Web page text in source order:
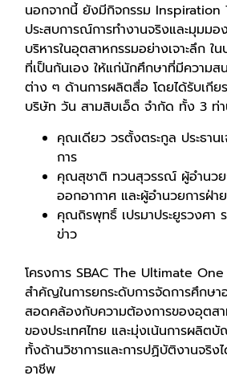
นอกจากนี้ ยังมีกิจกรรม Inspiration
ประสบการณ์การทำงานจริงและมุมม
บริหารในอุตสาหกรรมอย่างเจาะลึก ใ
ที่เป็นกันเอง ให้แก่นักศึกษาที่มีความส
ต่าง ๆ ด้านการผลิตสื่อ โดยได้รับเกีย
บริษัท วัน สามสิบเอ็ด จำกัด ทั้ง 3 ท่
คุณเดียว วรตั้งตระกูล ประธาน
การ
คุณสุชาติ ทวนสุวรรณ์ ผู้อำนวย
ออกอากาศ และผู้อำนวยการฝ่า
คุณถิรพุทธิ์ เปรมาประยูรวงศา
ข่าว
โครงการ SBAC The Ultimate
สำคัญในการยกระดับการจัดการศึกษา
สอดคล้องกับความต้องการของอุตส
ของประเทศไทย และมุ่งเน้นการผลิ
ทั้งด้านวิชาการและการปฏิบัติงานจริ
อาชีพ